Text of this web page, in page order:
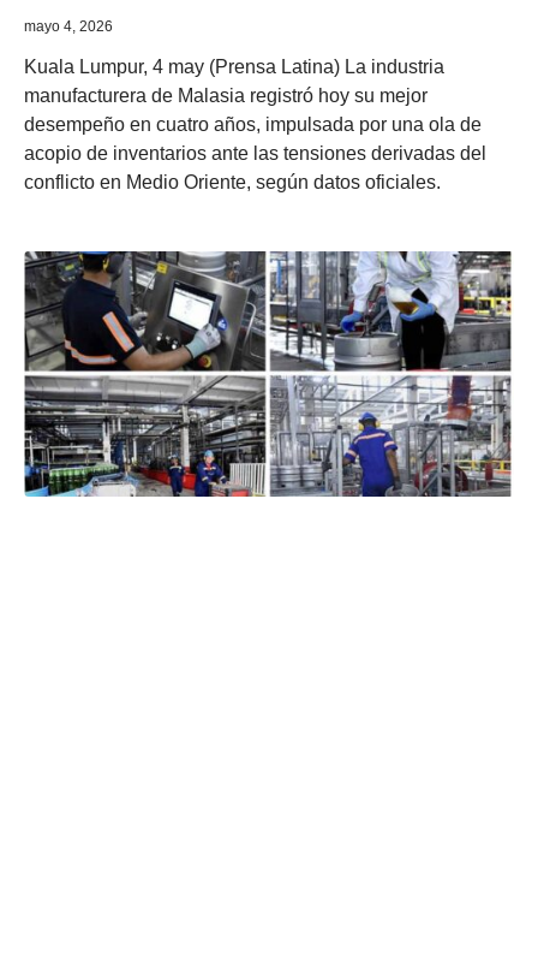
mayo 4, 2026
Kuala Lumpur, 4 may (Prensa Latina) La industria
manufacturera de Malasia registró hoy su mejor
desempeño en cuatro años, impulsada por una ola de
acopio de inventarios ante las tensiones derivadas del
conflicto en Medio Oriente, según datos oficiales.